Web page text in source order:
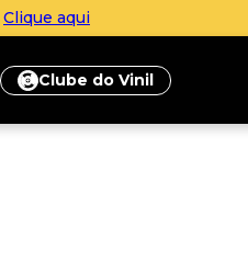
Clique aqui
Clube do Vinil